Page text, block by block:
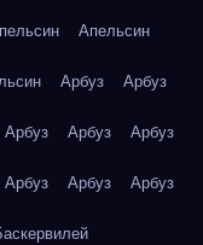
Апельсин
Арбуз Арбуз
Арбуз Арбуз Арбуз
Арбуз Арбуз Арбуз